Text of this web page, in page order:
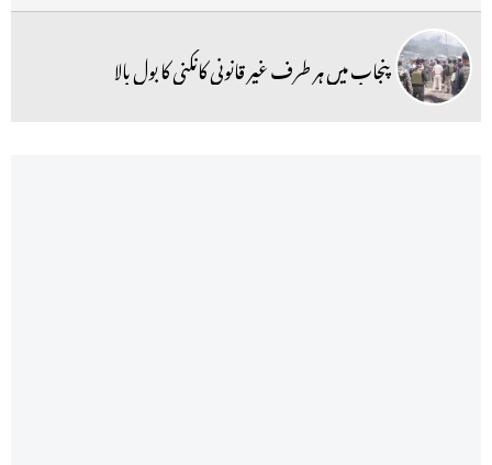
پنجاب میں ہر طرف غیر قانونی کانکنی کا بول بالا